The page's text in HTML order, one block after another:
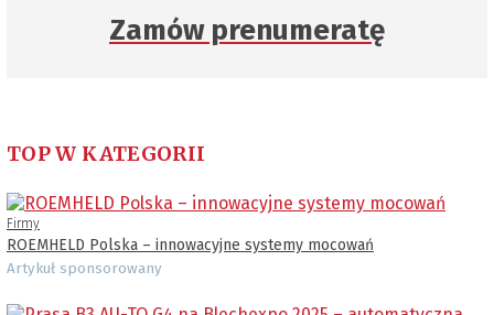
Zamów prenumeratę
TOP W KATEGORII
Firmy
ROEMHELD Polska – innowacyjne systemy mocowań
Artykuł sponsorowany